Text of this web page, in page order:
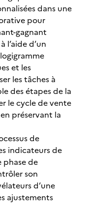
dans une
pour
gagnant
l’aide d’un
et les
les tâches à
des étapes de la
le cycle de vente
préservant la
de
indicateurs de
phase de
son
d’une
ajustements